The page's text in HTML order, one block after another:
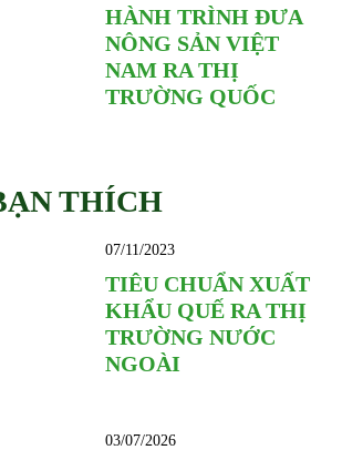
HÀNH TRÌNH ĐƯA
NÔNG SẢN VIỆT
NAM RA THỊ
TRƯỜNG QUỐC
THÍCH
07/11/2023
TIÊU CHUẨN XUẤT
KHẨU QUẾ RA THỊ
TRƯỜNG NƯỚC
NGOÀI
03/07/2026